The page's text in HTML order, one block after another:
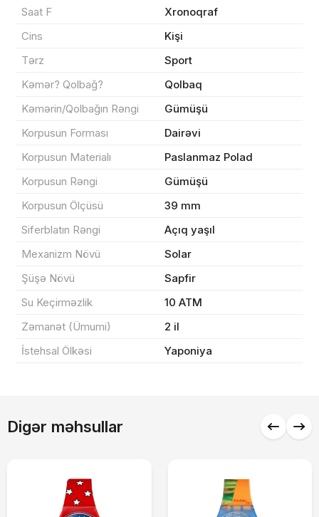
Saat F
Xronoqraf
Cins
Kişi
Tərz
Sport
Kəmər? Qolbağ?
Qolbaq
Kəmərin/Qolbağın Rəngi
Gümüşü
Korpusun Forması
Dairəvi
Korpusun Materialı
Paslanmaz Polad
Korpusun Rəngi
Gümüşü
Korpusun Ölçüsü
39 mm
Siferblatın Rəngi
Açıq yaşıl
Mexanizm Növü
Solar
Şüşə Növü
Sapfir
Su Keçirməzlik
10 ATM
Zəmanət (Ümumi)
2 il
İstehsal Ölkəsi
Yaponiya
Digər məhsullar
Sifarişin detalları
Məhsul toplam
Endirim
Çatdırılma
Yekun məbləğ
Sifarişi rəsmiləşdir
Alış-verişə davam et